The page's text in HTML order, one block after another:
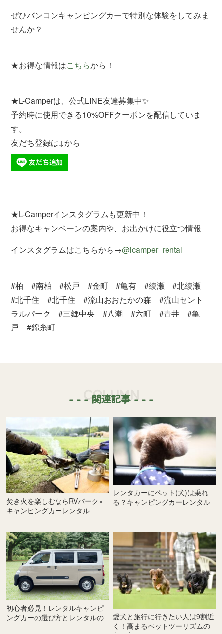
ぜひバンコンキャンピングカーで特別な体験をしてみま
せんか？
★お得な情報はこちらから！
★L-Camperは、公式LINE友達募集中✨
予約時に使用できる10%OFFクーポンを配信していま
す。
友だち登録は↓から
★L-Camperインスタグラムも更新中！
お得なキャンペーンの案内や、お出かけに役立つ情報
インスタグラムはこちらから→@lcamper_rental
#柏 #南柏 #松戸 #金町 #亀有 #綾瀬 #北綾瀬
#北千住 #北千住 #流山おおたかの森 #流山セント
ラルパーク #三郷中央 #八潮 #六町 #青井 #亀
戸 #錦糸町
- - - 関連記事 - - -
COLUMN
焚き火を楽しむならRVパーク×
キャンピングカーレンタル
レンタカーにペット(犬)は乗れ
る？キャンピングカーレンタル
初心者必見！レンタルキャンピ
ングカーの選び方とレンタルの
流れ
愛犬と旅行に行きたい人は9割近
く！高まるペットツーリズムの